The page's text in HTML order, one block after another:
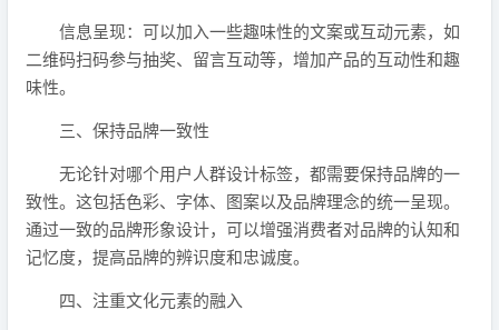
信息呈现：可以加入一些趣味性的文案或互动元素，如
二维码扫码参与抽奖、留言互动等，增加产品的互动性和趣
味性。
三、保持品牌一致性
无论针对哪个用户人群设计标签，都需要保持品牌的一
致性。这包括色彩、字体、图案以及品牌理念的统一呈现。
通过一致的品牌形象设计，可以增强消费者对品牌的认知和
记忆度，提高品牌的辨识度和忠诚度。
四、注重文化元素的融入